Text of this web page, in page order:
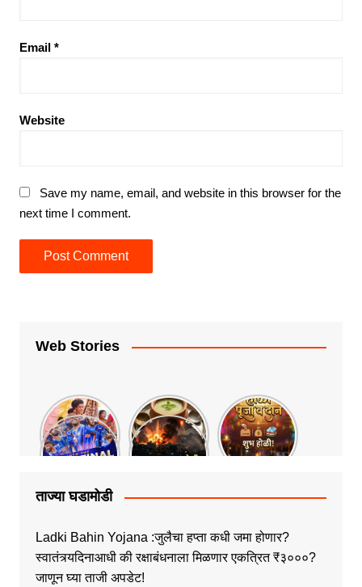
Email *
Website
Save my name, email, and website in this browser for the
next time I comment.
Web Stories
ताज्या घडामोडी
Ladki Bahin Yojana :जुलैचा हप्ता कधी जमा होणार?
स्वातंत्र्यदिनाआधी की रक्षाबंधनाला मिळणार एकत्रित ₹३०००?
जाणून घ्या ताजी अपडेट!